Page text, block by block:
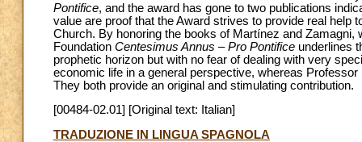
Pontifice, and the award has gone to two publications
value are proof that the Award strives to provide real help
Church. By honoring the books of Martínez and Zamagni,
Foundation Centesimus Annus – Pro Pontifice underlines
prophetic horizon but with no fear of dealing with very
economic life in a general perspective, whereas
They both provide an original and stimulating contribution.
[00484-02.01] [Original text: Italian]
TRADUZIONE IN LINGUA SPAGNOLA